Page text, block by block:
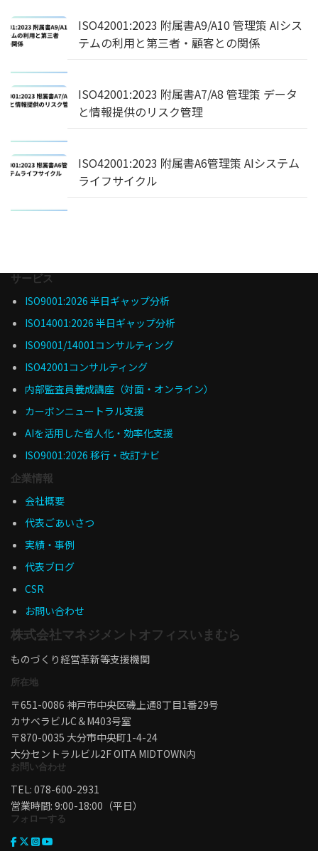
ISO42001:2023 附属書A9/A10 管理策 AIシス
テムの利用と第三者・顧客との関係
ISO42001:2023 附属書A7/A8 管理策 データ
と情報提供のリスク管理
ISO42001:2023 附属書A6管理策 AIシステム
ライフサイクル
サービス
ISO9001:2026 半日ギャップ分析
ISO14001:2026 半日ギャップ分析
ISO9001/14001コンサルティング
ISO42001コンサルティング
内部監査員養成講座（対面・オンライン）
カーボンニュートラル支援
AIを活用した省人化・効率化支援
ISO9001:2026 移行・改訂ナビ
企業情報
会社概要
代表ごあいさつ
実績・事例
代表ブログ
CSR
お問い合わせ
株式会社マネジメントオフィスいまむら
ものづくり経営革新等支援機関
所在地
〒651-0086 神戸市中央区磯上通8丁目1番29号
カサベラビルC＆M403号室
〒870-0035 大分市中央町1-4-24
大分セントラルビル2F OITA MIDTOWN内
お問い合わせ
TEL: 078-600-2931
営業時間: 9:00-18:00（平日）
フォローする